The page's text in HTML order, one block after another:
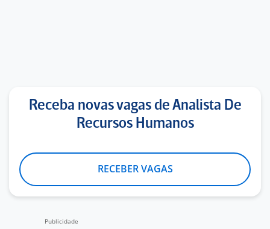
Receba novas vagas de Analista De
Recursos Humanos
RECEBER VAGAS